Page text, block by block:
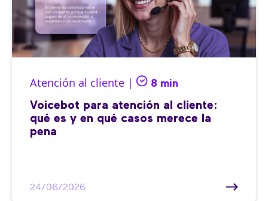
Atención al cliente | 8 min
Voicebot para atención al cliente:
qué es y en qué casos merece la
pena
24/06/2026